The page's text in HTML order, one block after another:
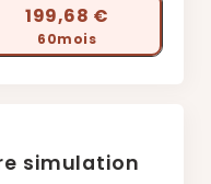
199,68 €
60mois
simulation